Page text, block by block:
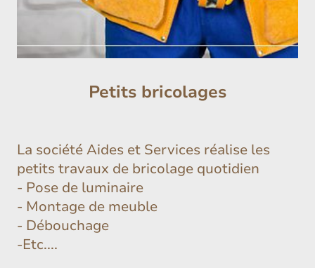
Petits bricolages
La société Aides et Services réalise les
petits travaux de bricolage quotidien
- Pose de luminaire
- Montage de meuble
- Débouchage
-Etc....